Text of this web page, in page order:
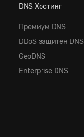
DNS Хостинг
Премиум DNS
DDoS защитен DNS
GeoDNS
Enterprise DNS